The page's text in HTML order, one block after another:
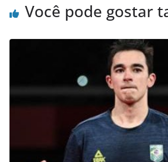
Você pode gostar